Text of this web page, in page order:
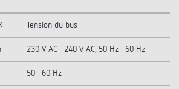
Tension du bus
230 V AC - 240 V AC, 50 Hz - 60 Hz
50 - 60 Hz